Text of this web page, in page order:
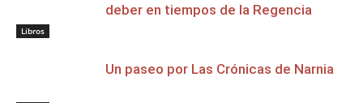
Libros
deber en tiempos de la Regencia
Un paseo por Las Crónicas de Narnia